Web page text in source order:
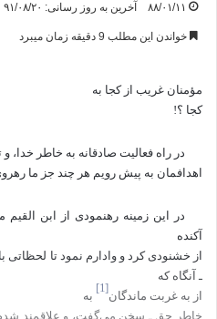
۸۸/۰۱/۱۱ آخرین به روز رسانی: ۹۱/۰۸/۲۰
خواندن این مطلب 9 دقیقه زمان میبرد
مؤمنان غریب از کجا به
کجا ؟!
در راه فعالیت صادقانه به خاطر
اهدافمان به پیش رویم هر چند جز ما
در این زمینه رهنمودی از ابن القیم
آکنده
از خشنودی کرد و وادارم نمود تا
ـ آنگاه که
از به غربت ماندگان
[1]
به
خاطر حق ـ سخن می‌گفت، و علاقمند